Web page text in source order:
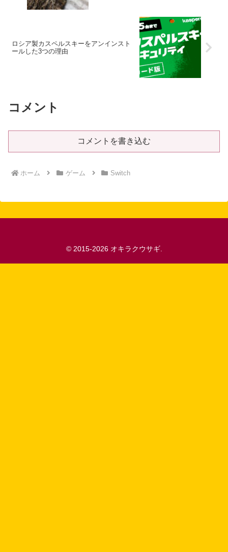
ロシア製カスペルスキーをアンインスト
ールした3つの理由
コメント
コメントを書き込む
ホーム ゲーム Switch
© 2015-2026 オキラクウサギ.